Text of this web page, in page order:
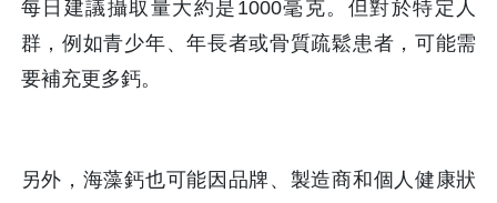
每日建議攝取量大約是1000毫克。但對於特定人
群，例如青少年、年長者或骨質疏鬆患者，可能需
要補充更多鈣。
另外，海藻鈣也可能因品牌、製造商和個人健康狀